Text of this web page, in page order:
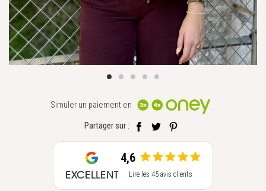
Simuler un paiement en
Partager sur :
EXCELLENT
4,6
Lire les 45 avis clients